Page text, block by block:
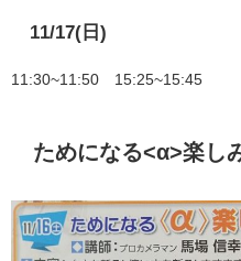
11/17(日)
11:30~11:50 15:25~15:45
ためになる<α>楽し